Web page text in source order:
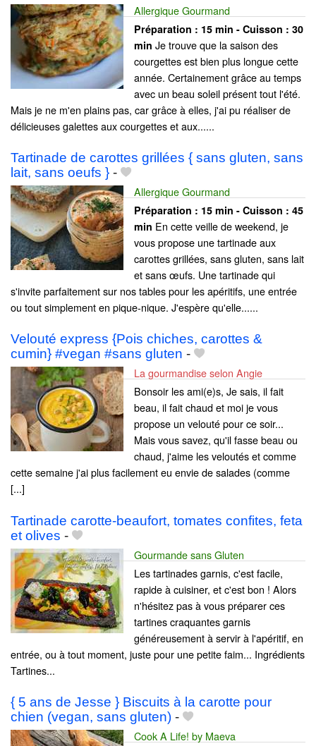
Allergique Gourmand
Préparation : 15 min - Cuisson : 30
min Je trouve que la saison des
courgettes est bien plus longue cette
année. Certainement grâce au temps
avec un beau soleil présent tout l'été.
Mais je ne m'en plains pas, car grâce à elles, j'ai pu réaliser de
délicieuses galettes aux courgettes et aux......
Tartinade de carottes grillées { sans gluten, sans
lait, sans oeufs } -
Allergique Gourmand
Préparation : 15 min - Cuisson : 45
min En cette veille de weekend, je
vous propose une tartinade aux
carottes grillées, sans gluten, sans lait
et sans œufs. Une tartinade qui
s'invite parfaitement sur nos tables pour les apéritifs, une entrée
ou tout simplement en pique-nique. J'espère qu'elle......
Velouté express {Pois chiches, carottes &
cumin} #vegan #sans gluten -
La gourmandise selon Angie
Bonsoir les ami(e)s, Je sais, il fait
beau, il fait chaud et moi je vous
propose un velouté pour ce soir...
Mais vous savez, qu'il fasse beau ou
chaud, j'aime les veloutés et comme
cette semaine j'ai plus facilement eu envie de salades (comme
[...]
Tartinade carotte-beaufort, tomates confites, feta
et olives -
Gourmande sans Gluten
Les tartinades garnis, c'est facile,
rapide à cuisiner, et c'est bon ! Alors
n'hésitez pas à vous préparer ces
tartines craquantes garnis
généreusement à servir à l'apéritif, en
entrée, ou à tout moment, juste pour une petite faim... Ingrédients
Tartines...
{ 5 ans de Jesse } Biscuits à la carotte pour
chien (vegan, sans gluten) -
Cook A Life! by Maeva